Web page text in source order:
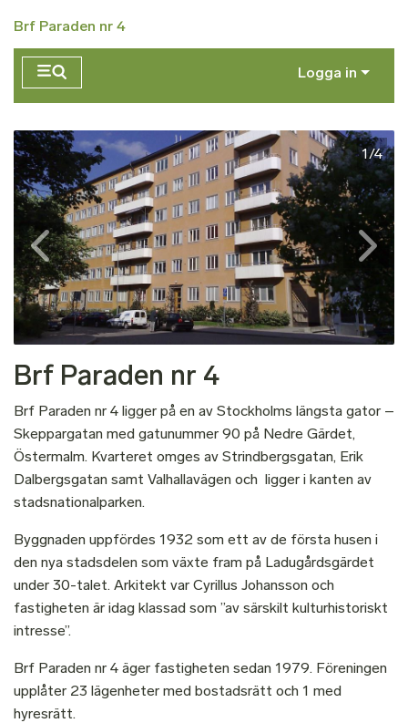
Brf Paraden nr 4
Logga in
Brf Paraden nr 4
1/4
Brf Paraden nr 4 ligger på en av Stockholms längsta gator –
Skeppargatan med gatunummer 90 på Nedre Gärdet,
Östermalm. Kvarteret omges av Strindbergsgatan, Erik
Dalbergsgatan samt Valhallavägen och ligger i kanten av
stadsnationalparken.
Byggnaden uppfördes 1932 som ett av de första husen i
den nya stadsdelen som växte fram på Ladugårdsgärdet
under 30-talet. Arkitekt var Cyrillus Johansson och
fastigheten är idag klassad som ”av särskilt kulturhistoriskt
intresse”.
Brf Paraden nr 4 äger fastigheten sedan 1979. Föreningen
upplåter 23 lägenheter med bostadsrätt och 1 med
hyresrätt.